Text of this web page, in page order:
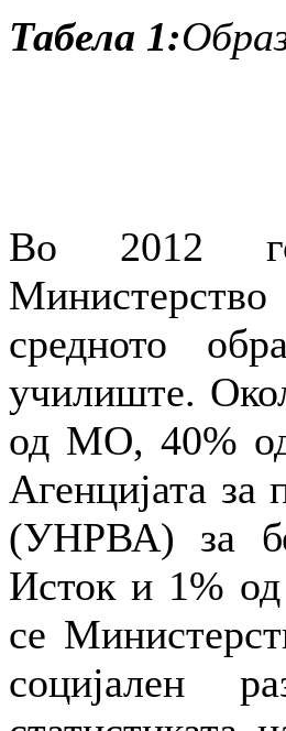
Табела 1:
Во 2012
средното
училиште.
од МО, 40% од
Агенцијата
(УНРВА) за
Исток и 1%
се
социјален